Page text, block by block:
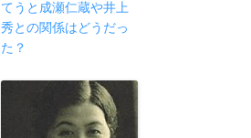
てうと成瀬仁蔵や井上
秀との関係はどうだっ
た？